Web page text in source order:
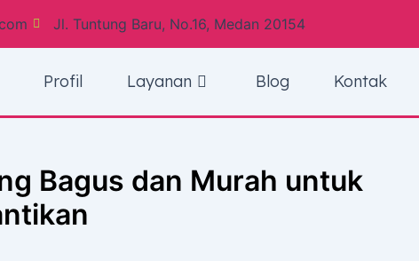
Jl. Tuntung Baru, No.16, Medan 20154
Profil Layanan Blog Kontak
Bagus dan Murah untuk